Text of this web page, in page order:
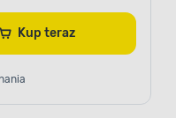
Kup teraz